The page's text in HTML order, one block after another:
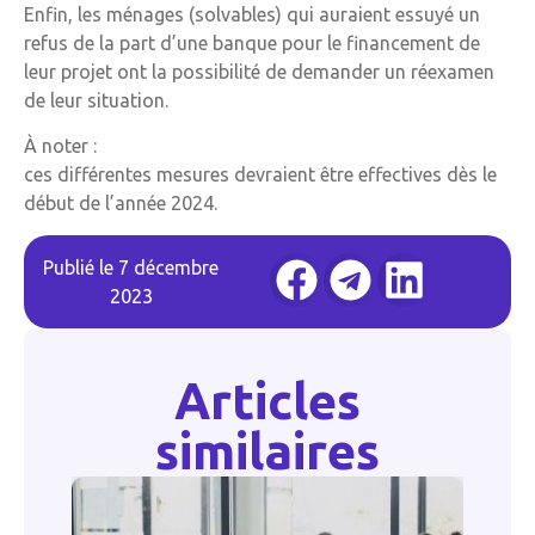
Enfin, les ménages (solvables) qui auraient essuyé un
refus de la part d’une banque pour le financement de
leur projet ont la possibilité de demander un réexamen
de leur situation.
À noter :
ces différentes mesures devraient être effectives dès le
début de l’année 2024.
Publié le 7 décembre
2023
Articles
similaires